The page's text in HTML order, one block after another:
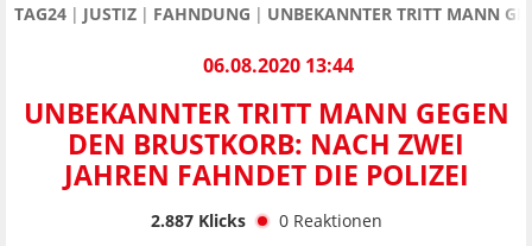
TAG24 JUSTIZ FAHNDUNG UNBEKANNTER TRITT MANN
06.08.2020 13:44
UNBEKANNTER TRITT MANN GEGEN
DEN BRUSTKORB: NACH ZWEI
JAHREN FAHNDET DIE POLIZEI
2.887Klicks 0 Reaktionen